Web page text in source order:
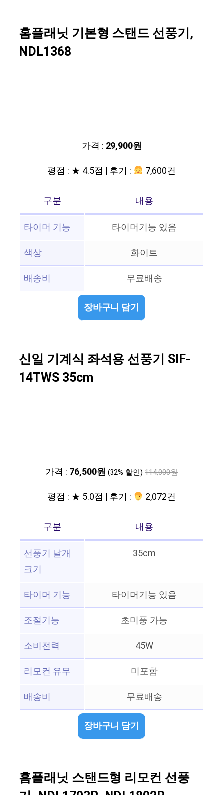
홈플래닛 기본형 스탠드 선풍기,
NDL1368
가격 : 29,900원
평점 : ★ 4.5점 | 후기 :
7,600건
구분
내용
타이머 기능
타이머기능 있음
색상
화이트
배송비
무료배송
장바구니 담기
신일 기계식 좌석용 선풍기 SIF-
14TWS 35cm
가격 : 76,500원 (32% 할인) 114,000원
평점 : ★ 5.0점 | 후기 : 2,072건
구분
내용
선풍기 날개
크기
35cm
타이머 기능
타이머기능 있음
조절기능
초미풍 가능
소비전력
45W
리모컨 유무
미포함
배송비
무료배송
장바구니 담기
홈플래닛 스탠드형 리모컨 선풍